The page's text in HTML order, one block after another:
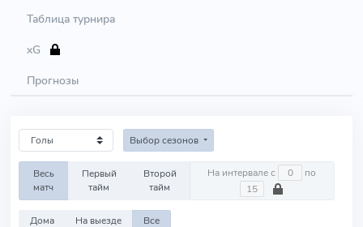
Таблица турнира
xG
Прогнозы
Выбор сезонов
Весь
матч
Первый
тайм
Второй
тайм
На интервале с по
Дома На выезде Все